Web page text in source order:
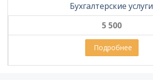
Бухгалтерские услуги
5 500
Подробнее